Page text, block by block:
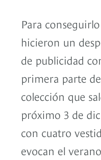
Para conseguirlo
hicieron un
de publicidad
primera parte
colección que
próximo 3 de
con cuatro
evocan el